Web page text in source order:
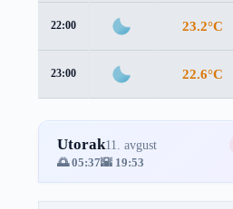
22:00 23.2°C
23:00 22.6°C
Utorak11. avgust
🌅 05:37🌇 19:53